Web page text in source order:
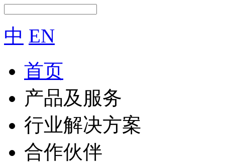
中 EN
首页
产品及服务
行业解决方案
合作伙伴